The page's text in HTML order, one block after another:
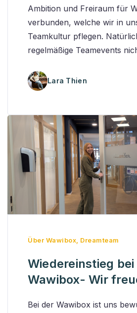
Ambition und Freiraum für
verbunden, welche wir in
Teamkultur pflegen.
regelmäßige Teamevents
Lara Thien
Über Wawibox Dreamteam
Wiedereinstieg
Wawibox- Wir
Bei der Wawibox ist uns